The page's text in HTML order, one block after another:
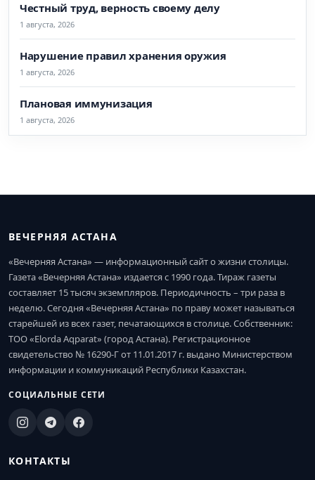
Честный труд, верность своему делу
1 августа, 2026
Нарушение правил хранения оружия
1 августа, 2026
Плановая иммунизация
1 августа, 2026
ВЕЧЕРНЯЯ АСТАНА
«Вечерняя Астана» — информационный сайт о жизни столицы.
Газета «Вечерняя Астана» издается с 1990 года. Тираж газеты
составляет 15 тысяч экземпляров. Периодичность – три раза в
неделю. Сегодня «Вечерняя Астана» по праву может называться
старейшей из всех газет, печатающихся в столице. Собственник:
ТОО «Elorda Aqparat» (город Астана). Регистрационное
свидетельство № 16290-Г от 11.01.2017 г. выдано Министерством
информации и коммуникаций Республики Казахстан.
СОЦИАЛЬНЫЕ СЕТИ
КОНТАКТЫ